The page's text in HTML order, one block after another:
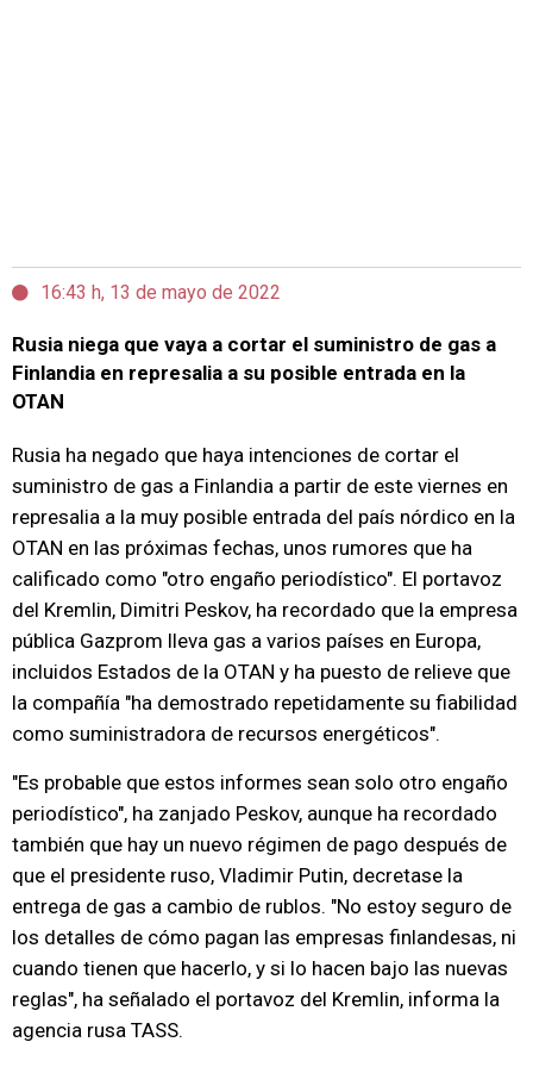
16:43 h, 13 de mayo de 2022
Rusia niega que vaya a cortar el suministro de gas a
Finlandia en represalia a su posible entrada en la
OTAN
Rusia ha negado que haya intenciones de cortar el
suministro de gas a Finlandia a partir de este viernes en
represalia a la muy posible entrada del país nórdico en la
OTAN en las próximas fechas, unos rumores que ha
calificado como "otro engaño periodístico". El portavoz
del Kremlin, Dimitri Peskov, ha recordado que la empresa
pública Gazprom lleva gas a varios países en Europa,
incluidos Estados de la OTAN y ha puesto de relieve que
la compañía "ha demostrado repetidamente su fiabilidad
como suministradora de recursos energéticos".
"Es probable que estos informes sean solo otro engaño
periodístico", ha zanjado Peskov, aunque ha recordado
también que hay un nuevo régimen de pago después de
que el presidente ruso, Vladimir Putin, decretase la
entrega de gas a cambio de rublos. "No estoy seguro de
los detalles de cómo pagan las empresas finlandesas, ni
cuando tienen que hacerlo, y si lo hacen bajo las nuevas
reglas", ha señalado el portavoz del Kremlin, informa la
agencia rusa TASS.